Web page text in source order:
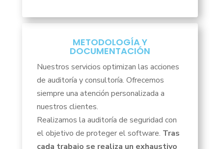
METODOLOGÍA Y
DOCUMENTACIÓN
Nuestros servicios optimizan las acciones
de auditoría y consultoría. Ofrecemos
siempre una atención personalizada a
nuestros clientes.
Realizamos la auditoría de seguridad con
el objetivo de proteger el software. Tras
cada trabajo se realiza un exhaustivo